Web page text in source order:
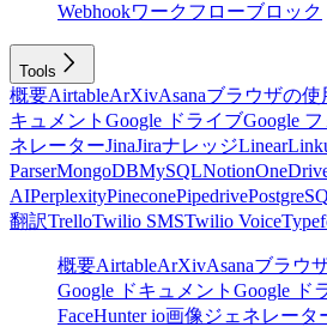
Webhookワークフローブロック
Tools
概要AirtableArXivAsanaブラウザの使
キュメント Google ドライブGoogle
ネレーターJinaJiraナレッジLinear
ParserMongoDBMySQLNotion
AIPerplexityPineconePipedrive
翻訳TrelloTwilio SMSTwilio Voice
概要AirtableArXivAsanaブラウ
Google ドキュメント Google ド
FaceHunter io画像ジェネレータ